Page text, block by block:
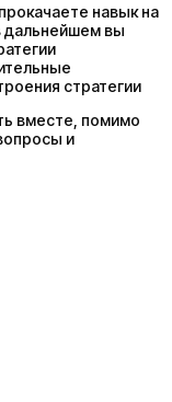
навык на
дальнейшем вы
стратегии
вместе, помимо
и